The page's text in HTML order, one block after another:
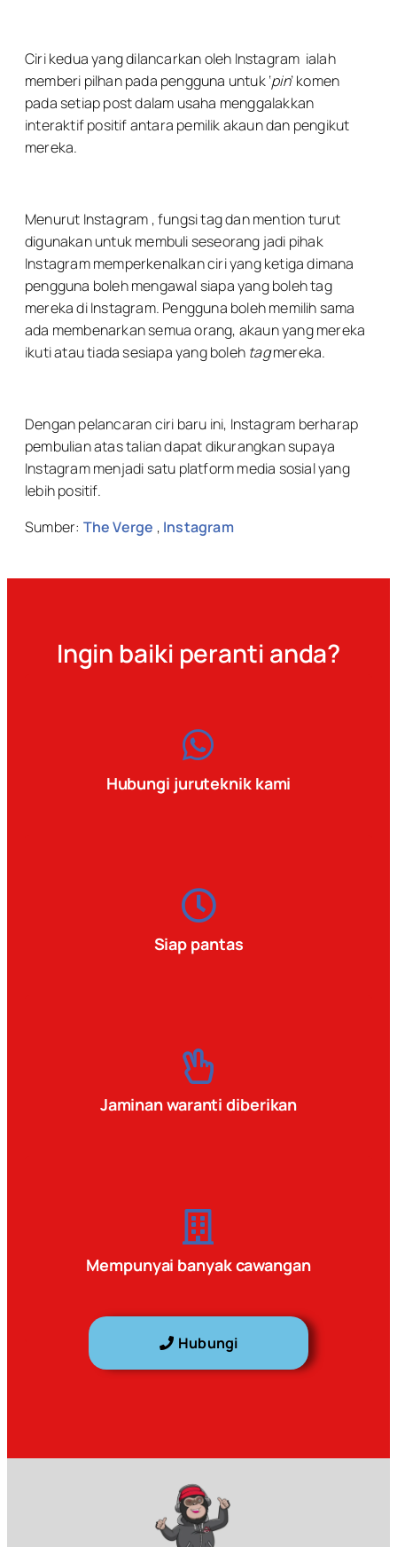
Ciri kedua yang dilancarkan oleh Instagram ialah
memberi pilhan pada pengguna untuk ‘pin’ komen
pada setiap post dalam usaha menggalakkan
interaktif positif antara pemilik akaun dan pengikut
mereka.
Menurut Instagram , fungsi tag dan mention turut
digunakan untuk membuli seseorang jadi pihak
Instagram memperkenalkan ciri yang ketiga dimana
pengguna boleh mengawal siapa yang boleh tag
mereka di Instagram. Pengguna boleh memilih sama
ada membenarkan semua orang, akaun yang mereka
ikuti atau tiada sesiapa yang boleh tagmereka.
Dengan pelancaran ciri baru ini, Instagram berharap
pembulian atas talian dapat dikurangkan supaya
Instagram menjadi satu platform media sosial yang
lebih positif.
Sumber: The Verge , Instagram
Ingin baiki peranti anda?
Hubungi juruteknik kami
Siap pantas
Jaminan waranti diberikan
Mempunyai banyak cawangan
Hubungi